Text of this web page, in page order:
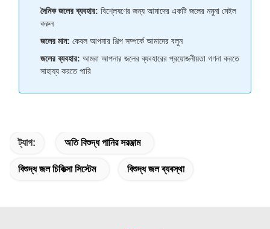
দৈনিক জলের ব্যবহার: বিশ্লেষণের জন্য আমাদের একটি জলের নমুনা মেইল
করুন
জলের মান: কেবল আপনার শিল্প সম্পর্কে আমাদের বলুন
জলের ব্যবহার: আমরা আপনার জলের ব্যবহারের প্রয়োজনীয়তা গণনা করতে
সাহায্য করতে পারি
ট্যাগ: অতি বিশুদ্ধ পানির সরঞ্জাম
বিশুদ্ধ জল চিকিত্সা সিস্টেম বিশুদ্ধ জল ব্যবস্থা